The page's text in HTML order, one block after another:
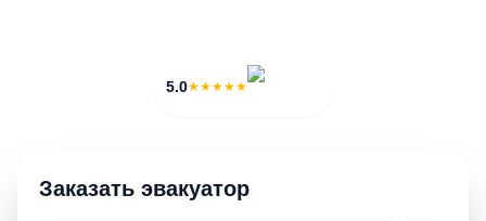
5.0★★★★★
Заказать эвакуатор